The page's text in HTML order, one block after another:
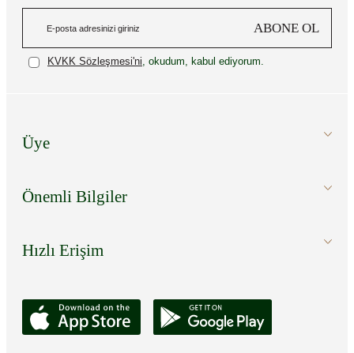
ABONE OL
KVKK Sözleşmesi'ni, okudum, kabul ediyorum.
Üye
Önemli Bilgiler
Hızlı Erişim